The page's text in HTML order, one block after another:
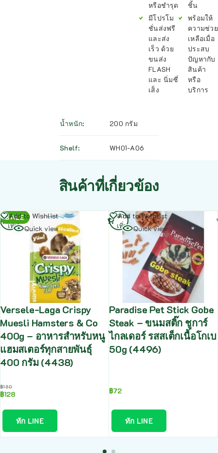
หรือชำรุด
มีโปรโม
ชั่นส่งฟรี
และส่ง
เร็ว ด้วย
ขนส่ง
FLASH
และ นิ่มซี่
เส็ง
ชิ้น
พร้อมให้
ความช่วย
เหลือเมื่อ
ประสบ
ปัญหากับ
สินค้า
หรือ
บริการ
น้ำหนัก 200 กรัม
Shelf WH01-A06
สินค้าที่เกี่ยวข้อง
SALE
Add to Wishlist
Quick view
Versele-Laga Crispy
Muesli Hamsters & Co
400g – อาหารสำหรับหนู
แฮมสเตอร์ทุกสายพันธุ์
400 กรัม (4438)
฿150
฿128
ทัก LINE
อ่าน
เพิ่ม
Add to Wishlist
Quick view
Paradise Pet Stick Gobe
Steak – ขนมสติ๊ก ชูการ์
ไกลเดอร์ รสสเต็กเนื้อโกเบ
50g (4496)
฿72
ทัก LINE
อ่าน
เพิ่ม